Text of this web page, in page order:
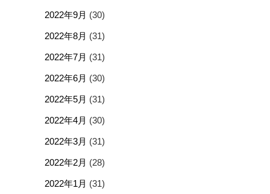
2022年9月 (30)
2022年8月 (31)
2022年7月 (31)
2022年6月 (30)
2022年5月 (31)
2022年4月 (30)
2022年3月 (31)
2022年2月 (28)
2022年1月 (31)